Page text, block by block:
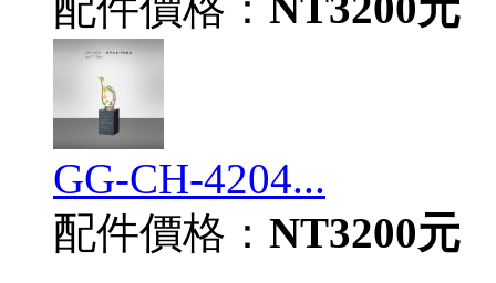
GG-CH-4204...
配件價格： NT3200元